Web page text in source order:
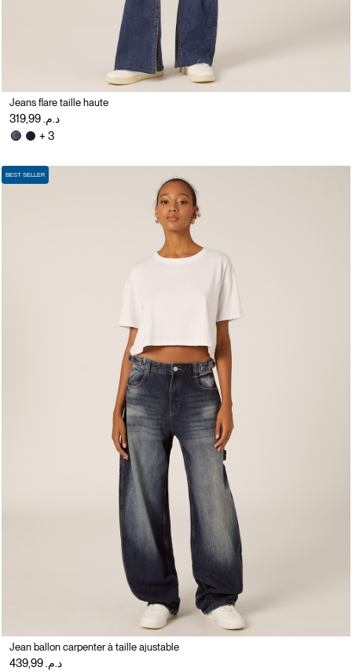
Jeans flare taille haute
د.م. 319,99
+ 3
BEST SELLER
Jean ballon carpenter à taille ajustable
د.م. 439,99